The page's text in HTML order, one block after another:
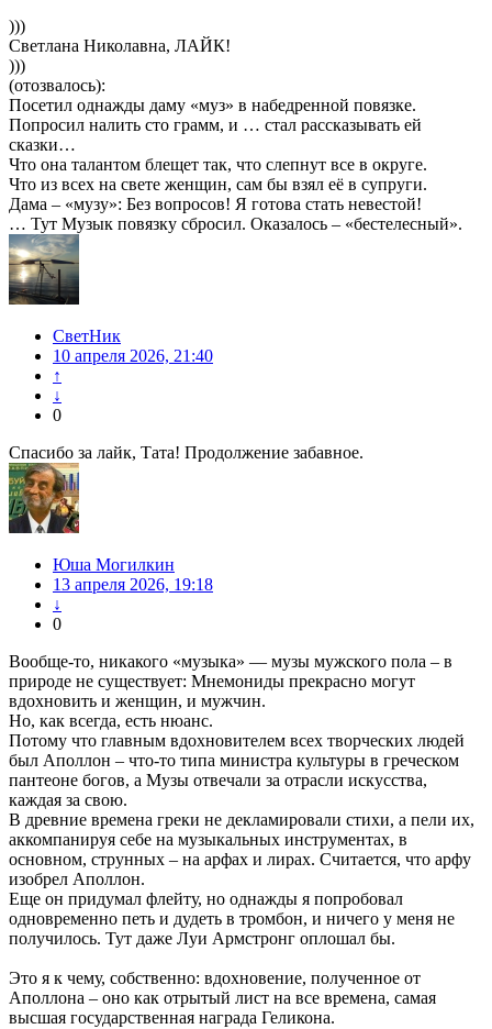
)))
Светлана Николавна, ЛАЙК!
)))
(отозвалось):
Посетил однажды даму «муз» в набедренной повязке.
Попросил налить сто грамм, и … стал рассказывать ей
сказки…
Что она талантом блещет так, что слепнут все в округе.
Что из всех на свете женщин, сам бы взял её в супруги.
Дама – «музу»: Без вопросов! Я готова стать невестой!
… Тут Музык повязку сбросил. Оказалось – «бестелесный».
СветНик
10 апреля 2026, 21:40
↑
↓
0
Спасибо за лайк, Тата! Продолжение забавное.
Юша Могилкин
13 апреля 2026, 19:18
↓
0
Вообще-то, никакого «музыка» — музы мужского пола – в
природе не существует: Мнемониды прекрасно могут
вдохновить и женщин, и мужчин.
Но, как всегда, есть нюанс.
Потому что главным вдохновителем всех творческих людей
был Аполлон – что-то типа министра культуры в греческом
пантеоне богов, а Музы отвечали за отрасли искусства,
каждая за свою.
В древние времена греки не декламировали стихи, а пели их,
аккомпанируя себе на музыкальных инструментах, в
основном, струнных – на арфах и лирах. Считается, что арфу
изобрел Аполлон.
Еще он придумал флейту, но однажды я попробовал
одновременно петь и дудеть в тромбон, и ничего у меня не
получилось. Тут даже Луи Армстронг оплошал бы.
Это я к чему, собственно: вдохновение, полученное от
Аполлона – оно как отрытый лист на все времена, самая
высшая государственная награда Геликона.